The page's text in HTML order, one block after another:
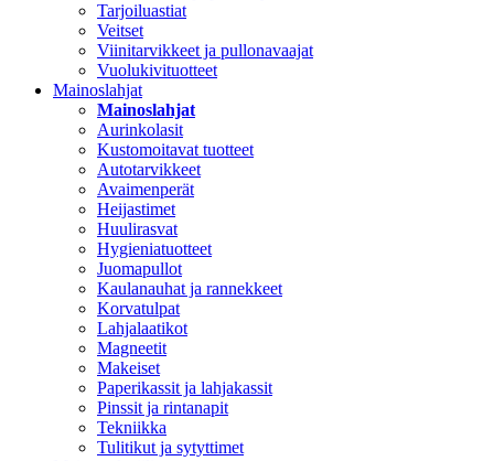
Tarjoiluastiat
Veitset
Viinitarvikkeet ja pullonavaajat
Vuolukivituotteet
Mainoslahjat
Mainoslahjat
Aurinkolasit
Kustomoitavat tuotteet
Autotarvikkeet
Avaimenperät
Heijastimet
Huulirasvat
Hygieniatuotteet
Juomapullot
Kaulanauhat ja rannekkeet
Korvatulpat
Lahjalaatikot
Magneetit
Makeiset
Paperikassit ja lahjakassit
Pinssit ja rintanapit
Tekniikka
Tulitikut ja sytyttimet